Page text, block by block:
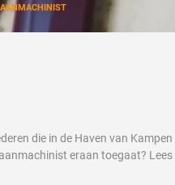
die in de Haven van
eraan toegaat? Lees